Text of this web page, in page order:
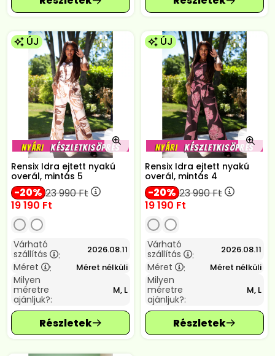
ÚJ
Rensix Idra ejtett nyakú
overál, mintás 5
20 23 990Ft
19 190 Ft
Várható
szállítás
: 2026.08.11
Méret : Méret nélküli
Milyen
méretre
ajánljuk?:
M, L
ÚJ
Rensix Idra ejtett nyakú
overál, mintás 4
20 23 990Ft
19 190 Ft
Várható
szállítás
: 2026.08.11
Méret : Méret nélküli
Milyen
méretre
ajánljuk?:
M, L